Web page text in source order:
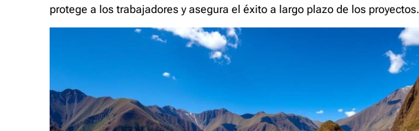
protege a los trabajadores y asegura el éxito a largo plazo de los proyectos.